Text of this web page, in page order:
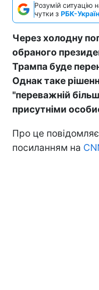
Розумій ситуацію
чутки з РБК-
Через холодну
обраного
Трампа буде
Однак таке
"переважній
присутніми
Про це повідомляє
посиланням на